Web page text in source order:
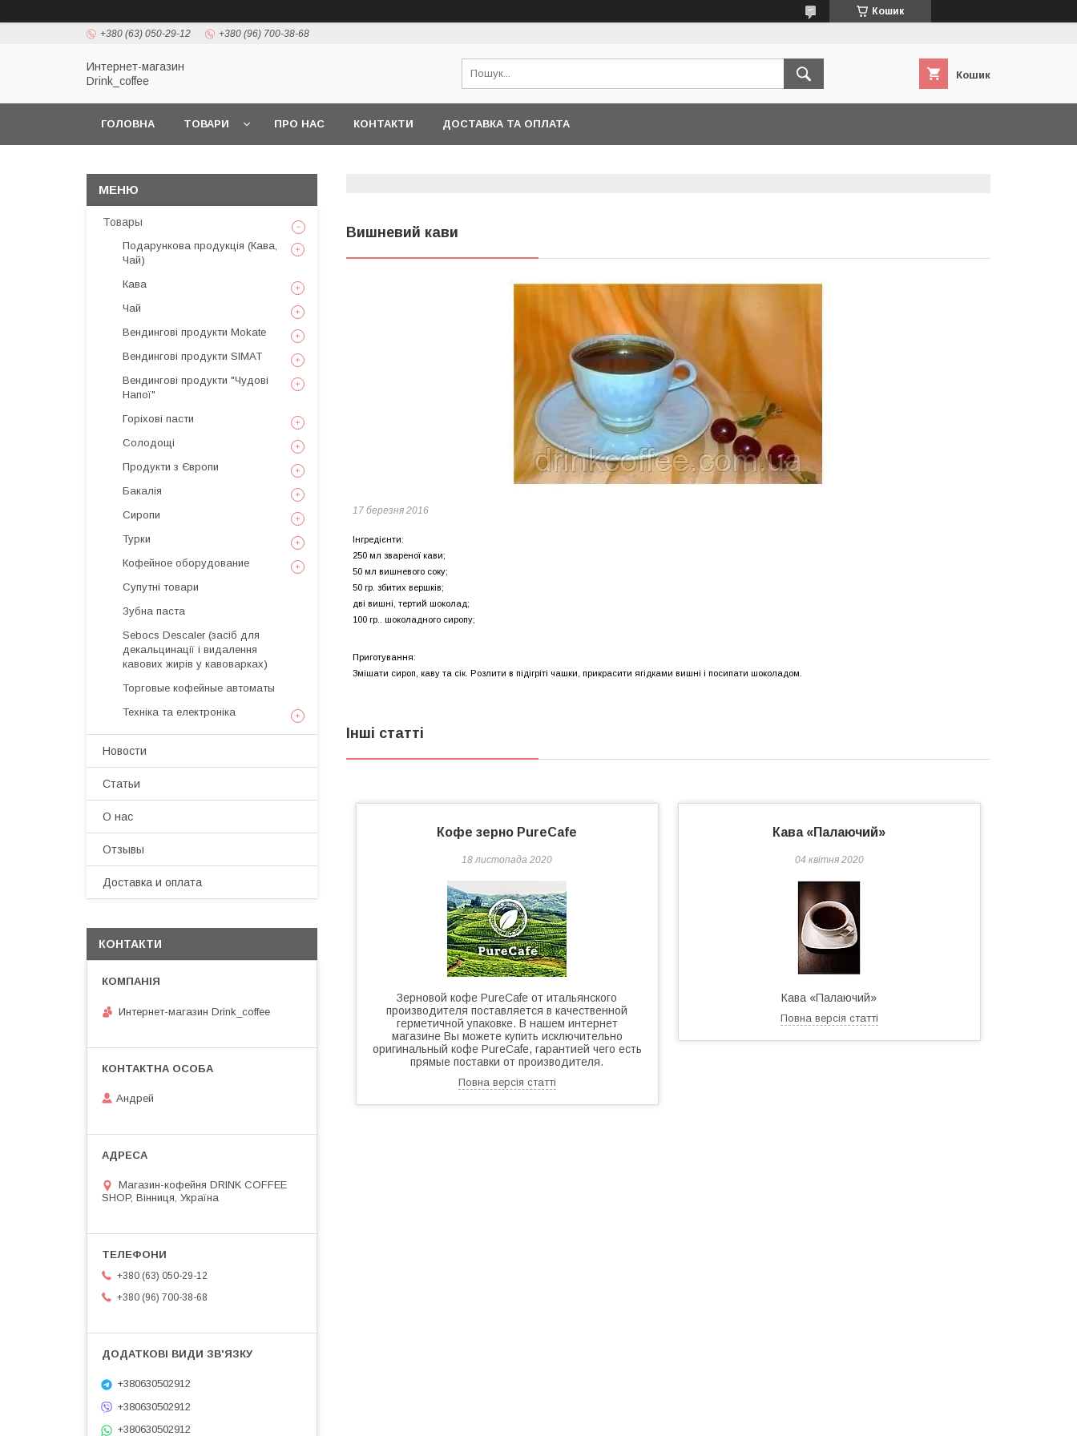
Кошик
+380 (63) 050-29-12 +380 (96) 700-38-68
Интернет-магазин
Drink_coffee
Кошик
ГОЛОВНА ТОВАРИ ПРО НАС КОНТАКТИ ДОСТАВКА ТА ОПЛАТА
Вишневий кави
17 березня 2016
Інгредієнти:
250 мл звареної кави;
50 мл вишневого соку;
50 гр. збитих вершків;
дві вишні, тертий шоколад;
100 гр.. шоколадного сиропу;
Приготування:
Змішати сироп, каву та сік. Розлити в підігріті чашки, прикрасити ягідками вишні і посипати шоколадом.
Інші статті
Кофе зерно PureCafe
18 листопада 2020
Зерновой кофе PureCafe от итальянского
производителя поставляется в качественной
герметичной упаковке. В нашем интернет
магазине Вы можете купить исключительно
оригинальный кофе PureCafe, гарантией чего есть
прямые поставки от производителя.
Повна версія статті
Кава «Палаючий»
04 квітня 2020
Кава «Палаючий»
Повна версія статті
Товары
Подарункова продукція (Кава,
Чай)
Кава
Чай
Вендингові продукти Mokate
Вендингові продукти SIMAT
Вендингові продукти "Чудові
Напої"
Горіхові пасти
Солодощі
Продукти з Європи
Бакалія
Сиропи
Турки
Кофейное оборудование
Супутні товари
Зубна паста
Sebocs Descaler (засіб для
декальцинації і видалення
кавових жирів у кавоварках)
Торговые кофейные автоматы
Техніка та електроніка
Новости
Статьи
О нас
Отзывы
Доставка и оплата
КОНТАКТИ
Интернет-магазин Drink_coffee
Андрей
Магазин-кофейня DRINK COFFEE
SHOP, Вінниця, Україна
+380 (63) 050-29-12
+380 (96) 700-38-68
+380630502912
+380630502912
+380630502912